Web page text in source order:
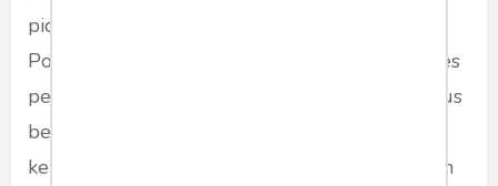
pidana: dari penyelidikan dan penyidikan oleh
Polri, penuntutan oleh Kejaksaan, hingga proses
pengadilan oleh lembaga yudisial. Semua harus
berjalan sesuai dengan peran dan batas
kewenangannya masing-masing,” ujar Dr. Arfan